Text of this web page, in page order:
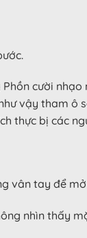
cười nhạo
vậy tham ô
thực bị các
vân tay để mở
nhìn thấy